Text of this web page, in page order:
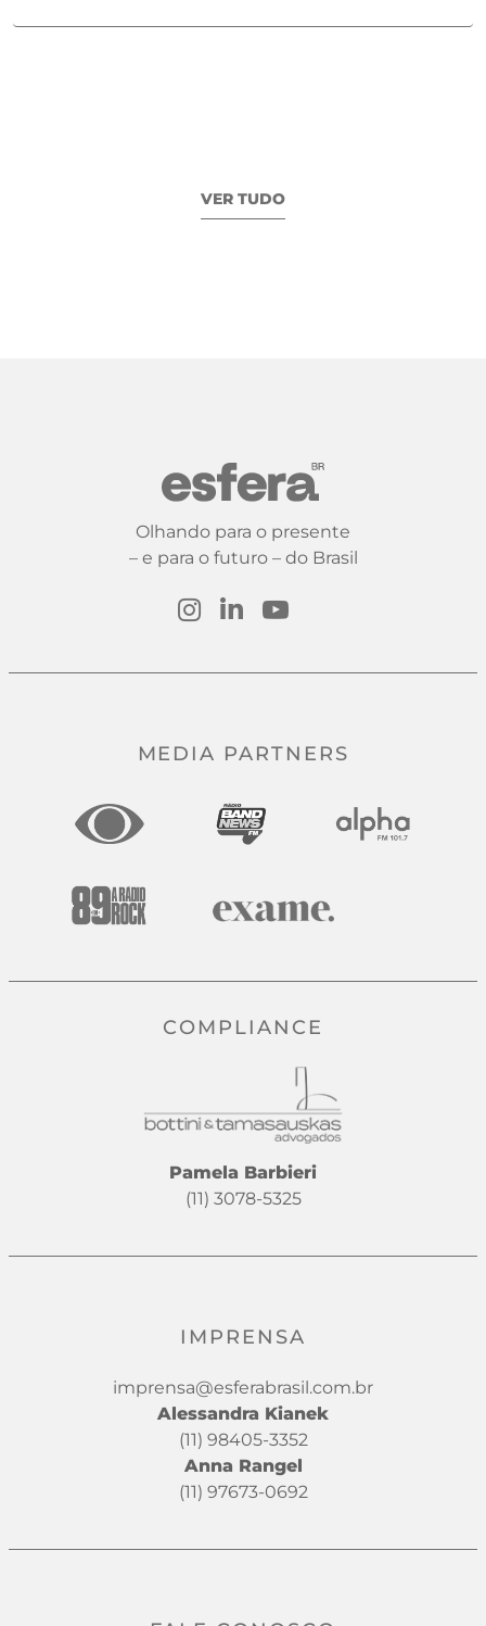
VER TUDO
Olhando para o presente
– e para o futuro – do Brasil
MEDIA PARTNERS
COMPLIANCE
Pamela Barbieri
(11) 3078-5325
IMPRENSA
imprensa@esferabrasil.com.br
Alessandra Kianek
(11) 98405-3352
Anna Rangel
(11) 97673-0692